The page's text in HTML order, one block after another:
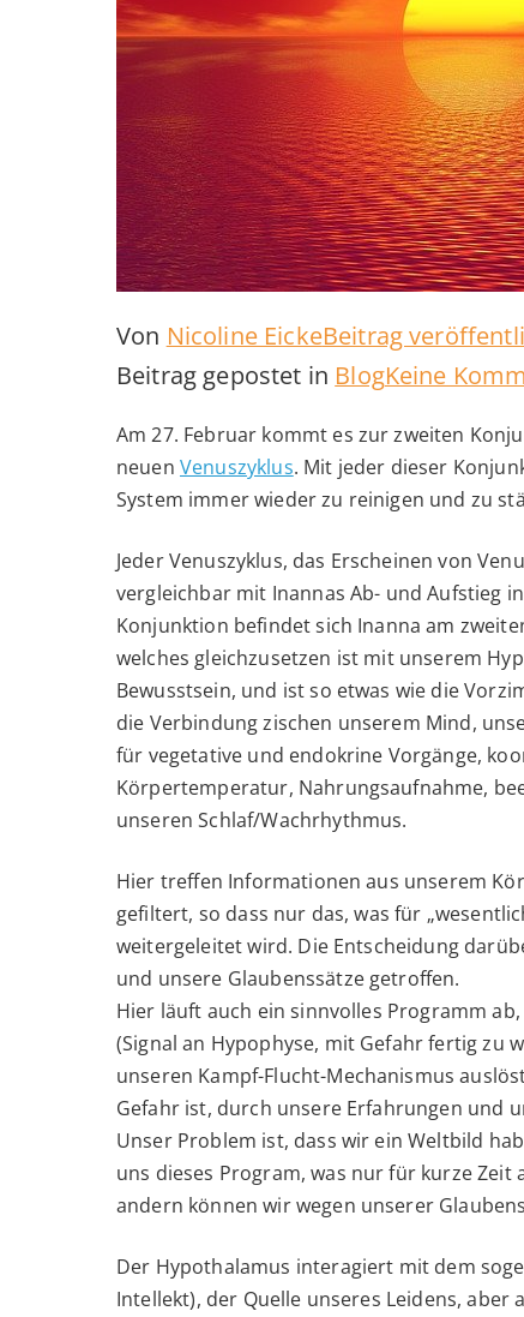
Von Nicoline EickeBeitrag
Beitrag gepostet in BlogKeine
Am 27. Februar kommt es zur zweiten
neuen Venuszyklus. Mit jeder dieser
System immer wieder zu reinigen und zu
Jeder Venuszyklus, das Erscheinen von
vergleichbar mit Inannas Ab- und Aufstieg
Konjunktion befindet sich Inanna am
welches gleichzusetzen ist mit unserem
Bewusstsein, und ist so etwas wie die
die Verbindung zischen unserem Mind,
für vegetative und endokrine Vorgänge,
Körpertemperatur, Nahrungsaufnahme,
unseren Schlaf/Wachrhythmus.
Hier treffen Informationen aus unserem
gefiltert, so dass nur das, was für
weitergeleitet wird. Die Entscheidung
und unsere Glaubenssätze getroffen.
Hier läuft auch ein sinnvolles Programm
(Signal an Hypophyse, mit Gefahr fertig zu
unseren Kampf-Flucht-Mechanismus
Gefahr ist, durch unsere Erfahrungen und
Unser Problem ist, dass wir ein Weltbild
uns dieses Program, was nur für kurze
andern können wir wegen unserer
Der Hypothalamus interagiert mit dem
Intellekt), der Quelle unseres Leidens, aber